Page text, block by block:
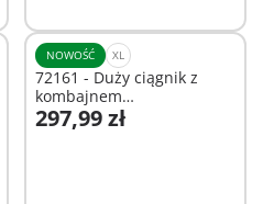
NOWOŚĆ XL
72161 - Duży ciągnik z
kombajnem
ziemniaczanym
297,99 zł
Dodaj do koszyka